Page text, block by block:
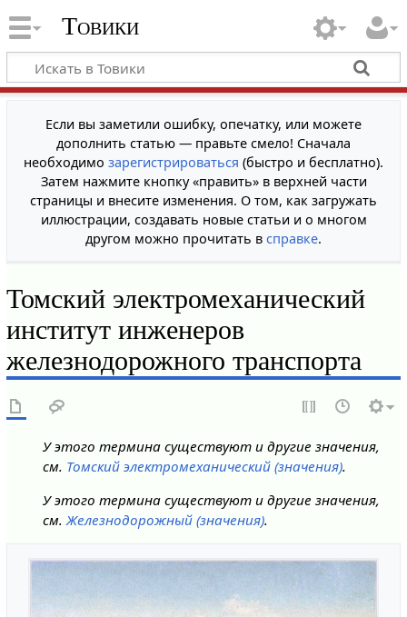
Товики
Если вы заметили ошибку, опечатку, или можете
дополнить статью — правьте смело! Сначала
необходимо зарегистрироваться (быстро и бесплатно).
Затем нажмите кнопку «править» в верхней части
страницы и внесите изменения. О том, как загружать
иллюстрации, создавать новые статьи и о многом
другом можно прочитать в справке.
Томский электромеханический
институт инженеров
железнодорожного транспорта
У этого термина существуют и другие значения,
см. Томский электромеханический (значения).
У этого термина существуют и другие значения,
см.Железнодорожный (значения).